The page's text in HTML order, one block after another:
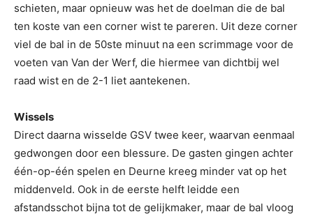
schieten, maar opnieuw was het de doelman die de bal
ten koste van een corner wist te pareren. Uit deze corner
viel de bal in de 50ste minuut na een scrimmage voor de
voeten van Van der Werf, die hiermee van dichtbij wel
raad wist en de 2-1 liet aantekenen.
Wissels
Direct daarna wisselde GSV twee keer, waarvan eenmaal
gedwongen door een blessure. De gasten gingen achter
één-op-één spelen en Deurne kreeg minder vat op het
middenveld. Ook in de eerste helft leidde een
afstandsschot bijna tot de gelijkmaker, maar de bal vloog